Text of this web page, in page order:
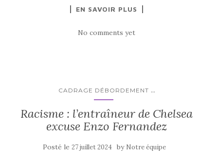
EN SAVOIR PLUS
No comments yet
CADRAGE DÉBORDEMENT ...
Racisme : l’entraîneur de Chelsea
excuse Enzo Fernandez
Posté le 27 juillet 2024 by Notre équipe